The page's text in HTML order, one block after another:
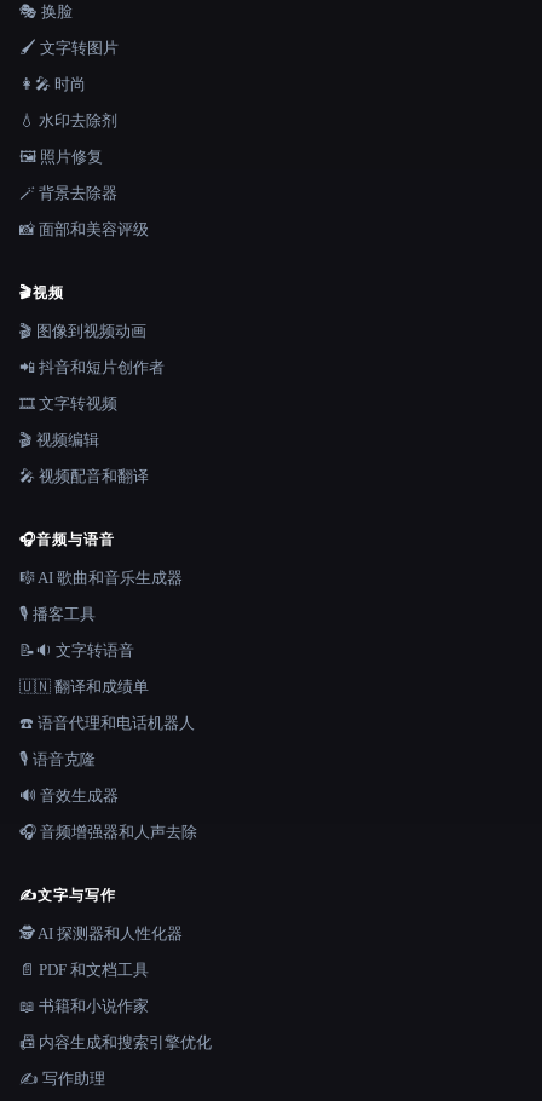
🎭 换脸
🖌️ 文字转图片
👩‍🎤 时尚
💧 水印去除剂
🖼️ 照片修复
🪄 背景去除器
📸 面部和美容评级
🎬视频
🎬 图像到视频动画
📲 抖音和短片创作者
🎞️ 文字转视频
🎬 视频编辑
🎤 视频配音和翻译
🎧音频与语音
🎼 AI 歌曲和音乐生成器
🎙️ 播客工具
📝🔉 文字转语音
🇺🇳 翻译和成绩单
☎️ 语音代理和电话机器人
🎙️ 语音克隆
🔊 音效生成器
🎧 音频增强器和人声去除
✍️文字与写作
🕵️ AI 探测器和人性化器
📄 PDF 和文档工具
📖 书籍和小说作家
📠 内容生成和搜索引擎优化
✍️ 写作助理